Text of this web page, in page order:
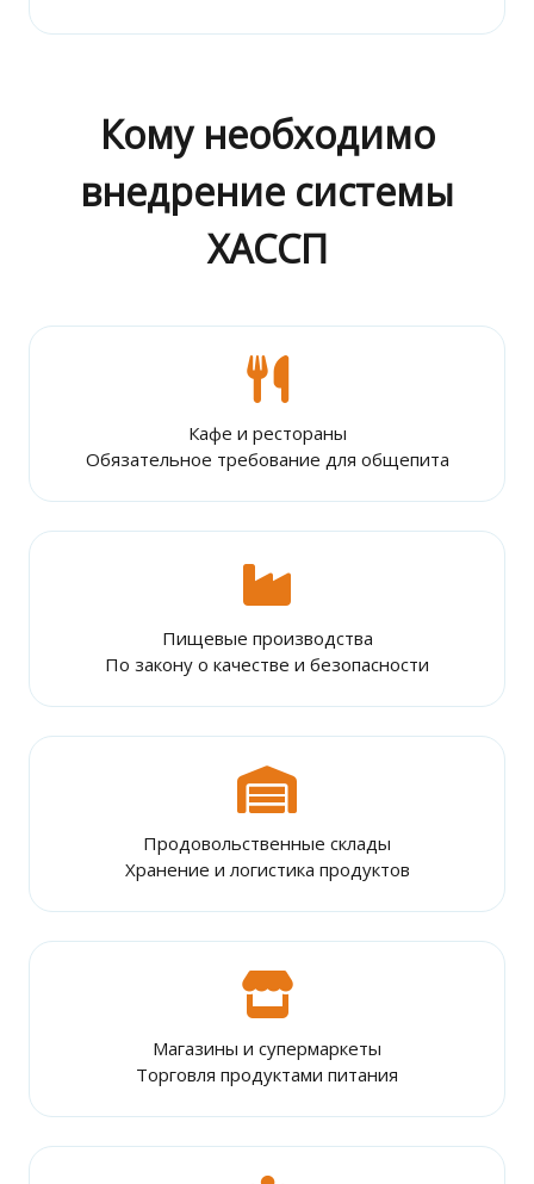
Кому необходимо
внедрение системы
ХАССП
Кафе и рестораны
Обязательное требование для общепита
Пищевые производства
По закону о качестве и безопасности
Продовольственные склады
Хранение и логистика продуктов
Магазины и супермаркеты
Торговля продуктами питания